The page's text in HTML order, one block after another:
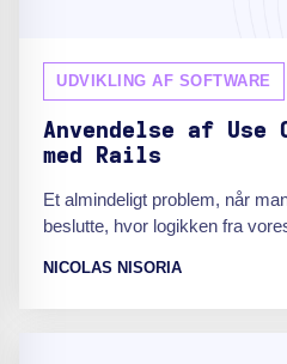
UDVIKLING AF SOFTWARE
Anvendelse af Use
med Rails
Et almindeligt problem, når
beslutte, hvor logikken fra
NICOLAS NISORIA